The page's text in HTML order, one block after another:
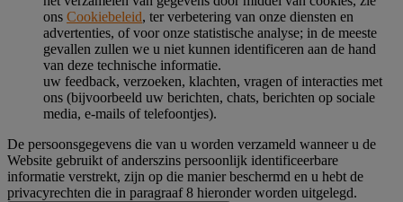
ons Cookiebeleid, ter verbetering van onze diensten en
advertenties, of voor onze statistische analyse; in de meeste
gevallen zullen we u niet kunnen identificeren aan de hand
van deze technische informatie.
uw feedback, verzoeken, klachten, vragen of interacties met
ons (bijvoorbeeld uw berichten, chats, berichten op sociale
media, e-mails of telefoontjes).
De persoonsgegevens die van u worden verzameld wanneer u de
Website gebruikt of anderszins persoonlijk identificeerbare
informatie verstrekt, zijn op die manier beschermd en u hebt de
privacyrechten die in paragraaf 8 hieronder worden uitgelegd.